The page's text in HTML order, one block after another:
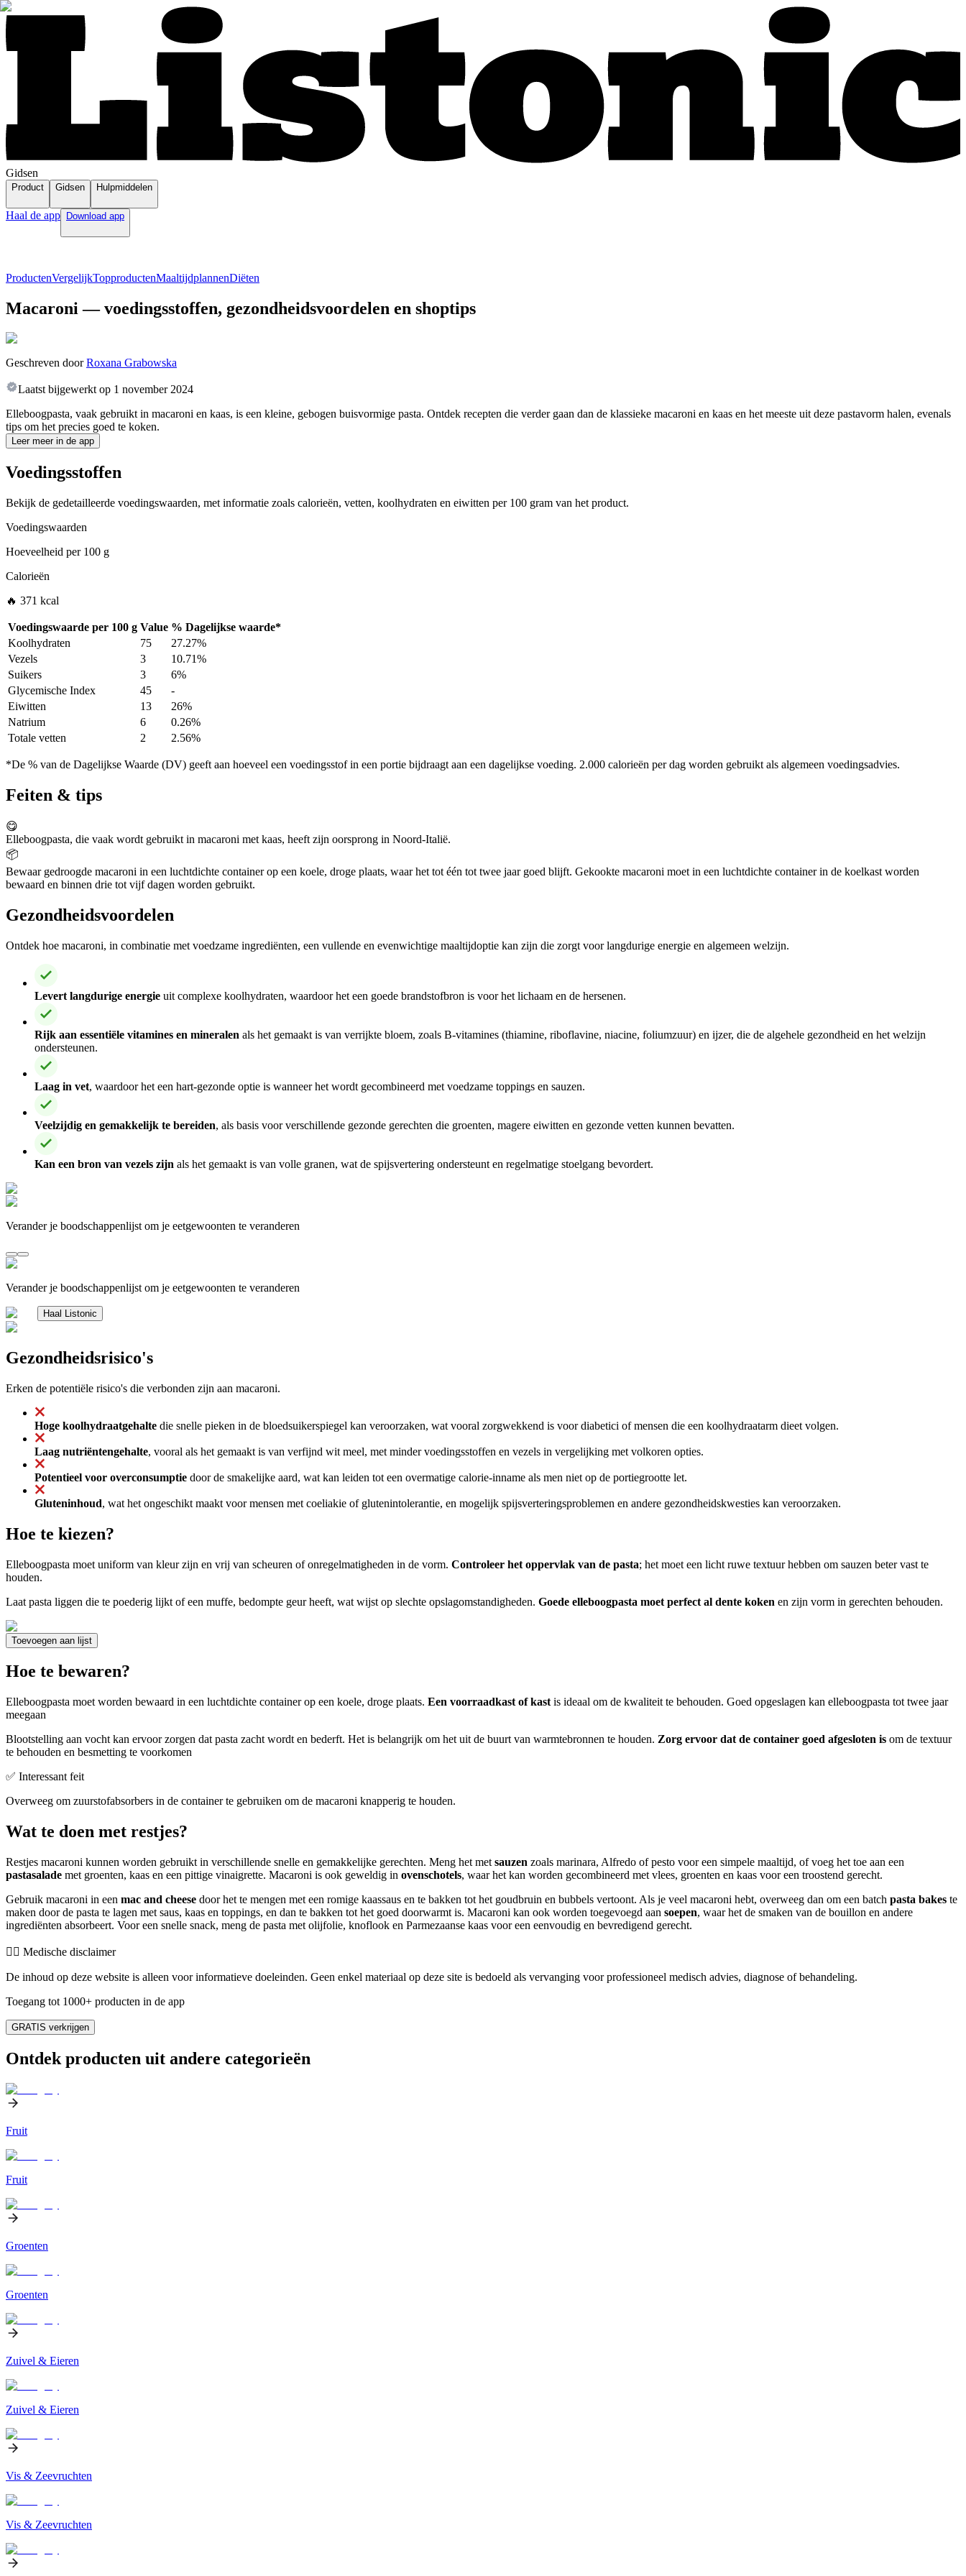
Gidsen
Product Gidsen Hulpmiddelen
Haal de app Download app
ProductenVergelijkTopproductenMaaltijdplannenDiëten
Macaroni — voedingsstoffen, gezondheidsvoordelen en shoptips
Geschreven door Roxana Grabowska
Laatst bijgewerkt op 1 november 2024
Elleboogpasta, vaak gebruikt in macaroni en kaas, is een kleine, gebogen buisvormige pasta. Ontdek recepten die verder gaan dan de klassieke macaroni en kaas en het meeste uit deze pastavorm halen, evenals
tips om het precies goed te koken.
Leer meer in de app
Voedingsstoffen
Bekijk de gedetailleerde voedingswaarden, met informatie zoals calorieën, vetten, koolhydraten en eiwitten per 100 gram van het product.
Voedingswaarden
Hoeveelheid per100 g
Calorieën
🔥 371 kcal
Voedingswaarde per 100 g Value % Dagelijkse waarde*
Koolhydraten
75
27.27%
Vezels
3
10.71%
Suikers
3
6%
Glycemische Index
45
-
Eiwitten
13
26%
Natrium
6
0.26%
Totale vetten
2 2.56%
*De % van de Dagelijkse Waarde (DV) geeft aan hoeveel een voedingsstof in een portie bijdraagt aan een dagelijkse voeding. 2.000 calorieën per dag worden gebruikt als algemeen voedingsadvies.
Feiten & tips
😋
Elleboogpasta, die vaak wordt gebruikt in macaroni met kaas, heeft zijn oorsprong in Noord-Italië.
📦
Bewaar gedroogde macaroni in een luchtdichte container op een koele, droge plaats, waar het tot één tot twee jaar goed blijft. Gekookte macaroni moet in een luchtdichte container in de koelkast worden
bewaard en binnen drie tot vijf dagen worden gebruikt.
Gezondheidsvoordelen
Ontdek hoe macaroni, in combinatie met voedzame ingrediënten, een vullende en evenwichtige maaltijdoptie kan zijn die zorgt voor langdurige energie en algemeen welzijn.
Levert langdurige energie uit complexe koolhydraten, waardoor het een goede brandstofbron is voor het lichaam en de hersenen.
Rijk aan essentiële vitamines en mineralen als het gemaakt is van verrijkte bloem, zoals B-vitamines (thiamine, riboflavine, niacine, foliumzuur) en ijzer, die de algehele gezondheid en het welzijn
ondersteunen.
Laag in vet, waardoor het een hart-gezonde optie is wanneer het wordt gecombineerd met voedzame toppings en sauzen.
Veelzijdig en gemakkelijk te bereiden, als basis voor verschillende gezonde gerechten die groenten, magere eiwitten en gezonde vetten kunnen bevatten.
Kan een bron van vezels zijn als het gemaakt is van volle granen, wat de spijsvertering ondersteunt en regelmatige stoelgang bevordert.
Verander je boodschappenlijst om je eetgewoonten te veranderen
Verander je boodschappenlijst om je eetgewoonten te veranderen
Haal Listonic
Gezondheidsrisico's
Erken de potentiële risico's die verbonden zijn aan macaroni.
Hoge koolhydraatgehalte die snelle pieken in de bloedsuikerspiegel kan veroorzaken, wat vooral zorgwekkend is voor diabetici of mensen die een koolhydraatarm dieet volgen.
Laag nutriëntengehalte, vooral als het gemaakt is van verfijnd wit meel, met minder voedingsstoffen en vezels in vergelijking met volkoren opties.
Potentieel voor overconsumptie door de smakelijke aard, wat kan leiden tot een overmatige calorie-inname als men niet op de portiegrootte let.
Gluteninhoud, wat het ongeschikt maakt voor mensen met coeliakie of glutenintolerantie, en mogelijk spijsverteringsproblemen en andere gezondheidskwesties kan veroorzaken.
Hoe te kiezen?
Elleboogpasta moet uniform van kleur zijn en vrij van scheuren of onregelmatigheden in de vorm. Controleer het oppervlak van de pasta; het moet een licht ruwe textuur hebben om sauzen beter vast te
houden.
Laat pasta liggen die te poederig lijkt of een muffe, bedompte geur heeft, wat wijst op slechte opslagomstandigheden. Goede elleboogpasta moet perfect al dente koken en zijn vorm in gerechten behouden.
Toevoegen aan lijst
Hoe te bewaren?
Elleboogpasta moet worden bewaard in een luchtdichte container op een koele, droge plaats. Een voorraadkast of kast is ideaal om de kwaliteit te behouden. Goed opgeslagen kan elleboogpasta tot twee jaar
meegaan
Blootstelling aan vocht kan ervoor zorgen dat pasta zacht wordt en bederft. Het is belangrijk om het uit de buurt van warmtebronnen te houden. Zorg ervoor dat de container goed afgesloten is om de textuur
te behouden en besmetting te voorkomen
✅ Interessant feit
Overweeg om zuurstofabsorbers in de container te gebruiken om de macaroni knapperig te houden.
Wat te doen met restjes?
Restjes macaroni kunnen worden gebruikt in verschillende snelle en gemakkelijke gerechten. Meng het met sauzen zoals marinara, Alfredo of pesto voor een simpele maaltijd, of voeg het toe aan een
pastasalade met groenten, kaas en een pittige vinaigrette. Macaroni is ook geweldig in ovenschotels, waar het kan worden gecombineerd met vlees, groenten en kaas voor een troostend gerecht.
Gebruik macaroni in een mac and cheese door het te mengen met een romige kaassaus en te bakken tot het goudbruin en bubbels vertoont. Als je veel macaroni hebt, overweeg dan om een batch pasta bakes te
maken door de pasta te lagen met saus, kaas en toppings, en dan te bakken tot het goed doorwarmt is. Macaroni kan ook worden toegevoegd aan soepen, waar het de smaken van de bouillon en andere
ingrediënten absorbeert. Voor een snelle snack, meng de pasta met olijfolie, knoflook en Parmezaanse kaas voor een eenvoudig en bevredigend gerecht.
👨‍⚕️️ Medische disclaimer
De inhoud op deze website is alleen voor informatieve doeleinden. Geen enkel materiaal op deze site is bedoeld als vervanging voor professioneel medisch advies, diagnose of behandeling.
Toegang tot 1000+ producten in de app
GRATIS verkrijgen
Ontdek producten uit andere categorieën
Fruit
Fruit
Groenten
Groenten
Zuivel & Eieren
Zuivel & Eieren
Vis & Zeevruchten
Vis & Zeevruchten